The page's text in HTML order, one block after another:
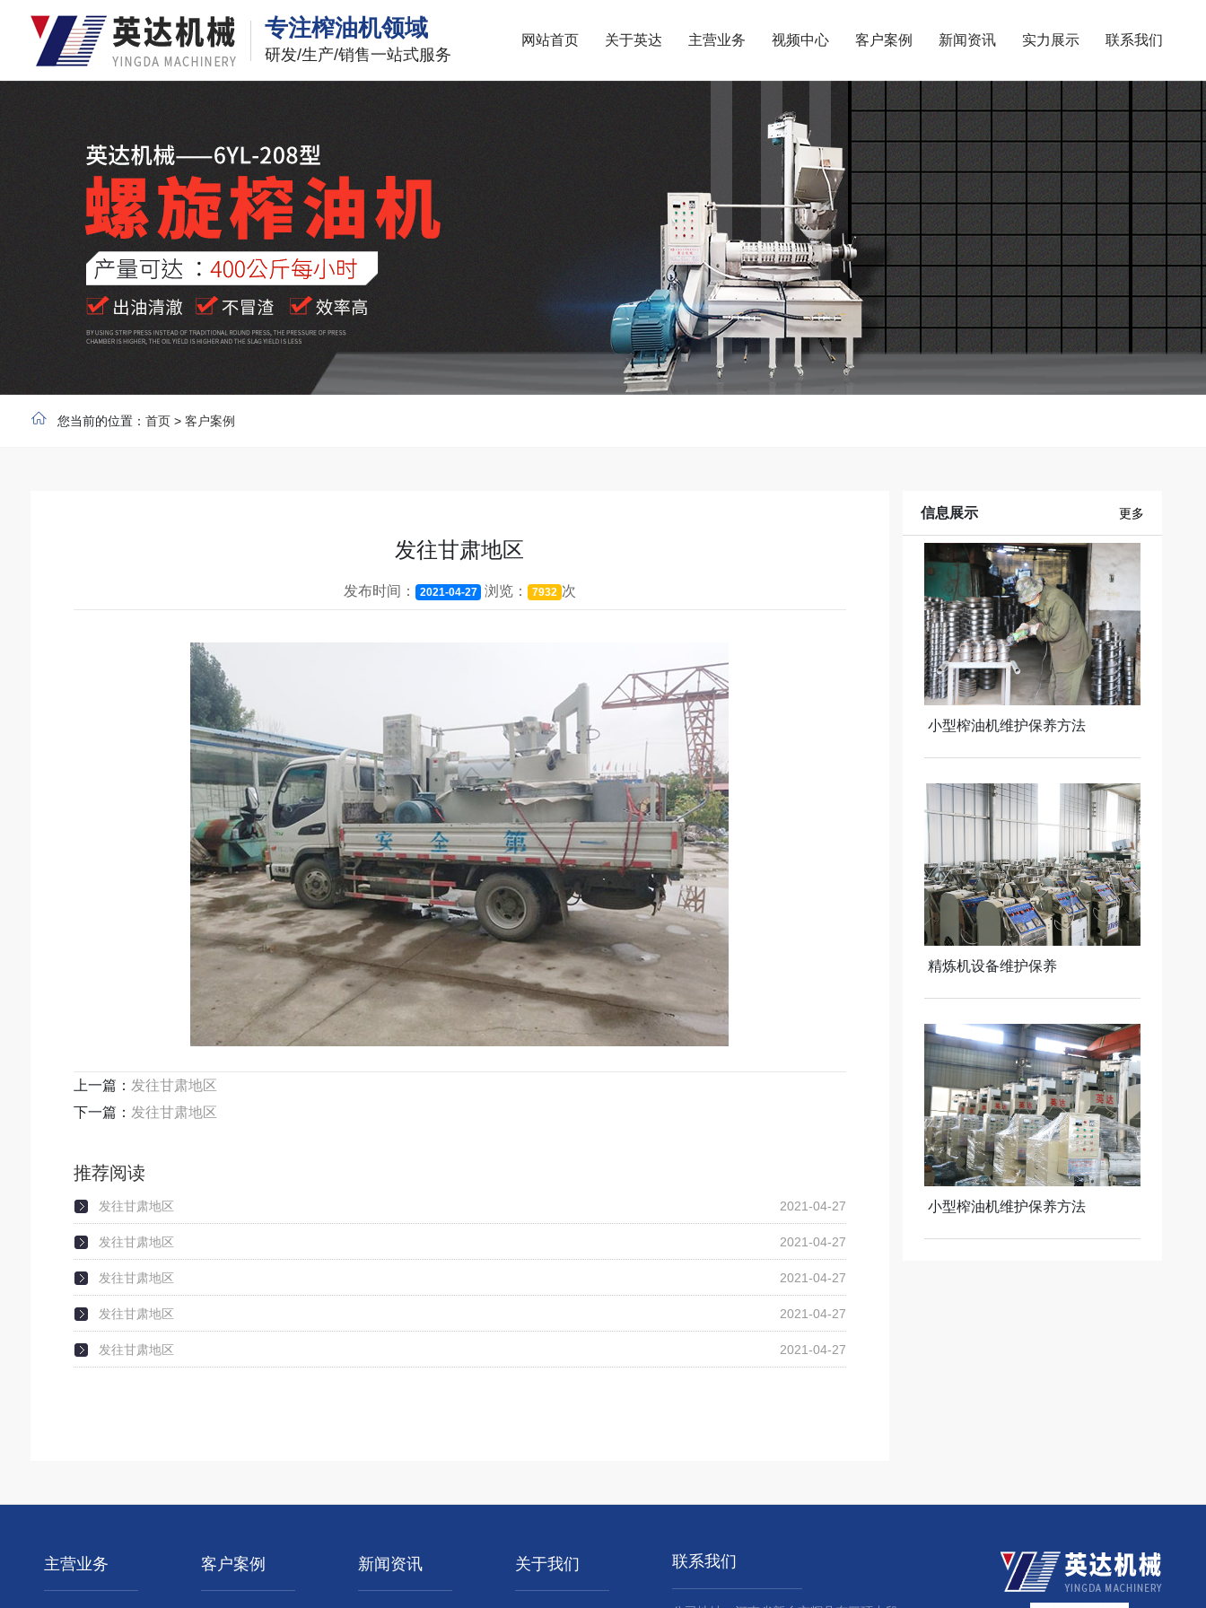
专注榨油机领域
研发/生产/销售一站式服务
网站首页 关于英达 主营业务 视频中心 客户案例 新闻资讯 实力展示 联系我们
您当前的位置： 首页> 客户案例
发往甘肃地区
发布时间： 2021-04-27 浏览： 7932 次
上一篇： 发往甘肃地区
下一篇： 发往甘肃地区
推荐阅读
发往甘肃地区 2021-04-27
发往甘肃地区 2021-04-27
发往甘肃地区 2021-04-27
发往甘肃地区 2021-04-27
发往甘肃地区 2021-04-27
信息展示 更多
小型榨油机维护保养方法
精炼机设备维护保养
小型榨油机维护保养方法
主营业务 客户案例 新闻资讯 关于我们 联系我们